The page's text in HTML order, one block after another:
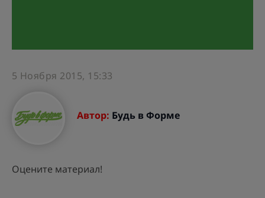
5 Ноября 2015, 15:33
Автор: Будь в Форме
Оцените материал!